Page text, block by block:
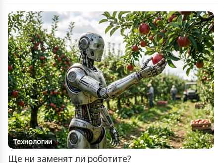
Технологии
Ще ни заменят ли роботите?